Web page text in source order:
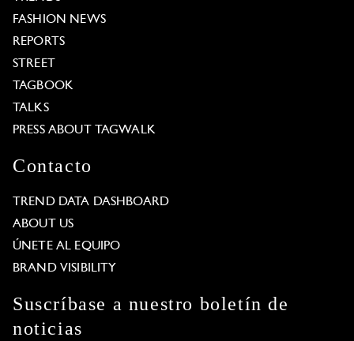
FASHION NEWS
REPORTS
STREET
TAGBOOK
TALKS
PRESS ABOUT TAGWALK
Contacto
TREND DATA DASHBOARD
ABOUT US
ÚNETE AL EQUIPO
BRAND VISIBILITY
Suscríbase a nuestro boletín de
noticias